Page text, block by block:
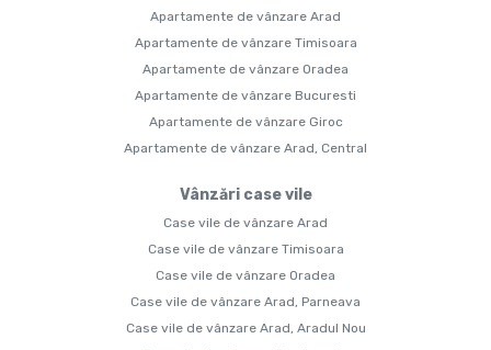
Apartamente de vânzare Arad
Apartamente de vânzare Timisoara
Apartamente de vânzare Oradea
Apartamente de vânzare Bucuresti
Apartamente de vânzare Giroc
Apartamente de vânzare Arad, Central
Vânzări case vile
Case vile de vânzare Arad
Case vile de vânzare Timisoara
Case vile de vânzare Oradea
Case vile de vânzare Arad, Parneava
Case vile de vânzare Arad, Aradul Nou